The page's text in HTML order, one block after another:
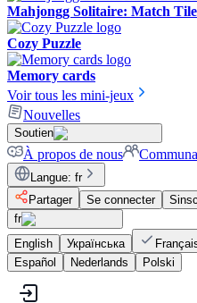
Mahjongg Solitaire: Match
Cozy Puzzle
Memory cards
Voir tous les mini-jeux
Nouvelles
Soutien
À propos de nous
Langue: fr
Partager
Se connecter
fr
English
Українська
Español
Nederlands Polski